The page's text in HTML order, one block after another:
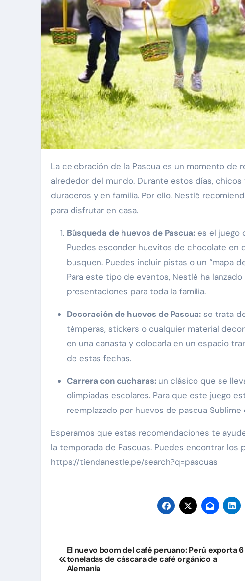
La celebración de la Pascua es un momento de reflexión muy especial para millones de personas
alrededor del mundo. Durante estos días,
duraderos y en familia. Por ello, Nestlé
para disfrutar en casa.
Búsqueda de huevos de Pascua: es el juego
Puedes esconder huevitos de chocolate en
busquen. Puedes incluir pistas o un “mapa
Para este tipo de eventos, Nestlé ha
presentaciones para toda la familia.
Decoración de huevos de Pascua: se trata
témperas, stickers o cualquier material
en una canasta y colocarla en un espacio
de estas fechas.
Carrera con cucharas: un clásico que se
olimpiadas escolares. Para que este juego
reemplazado por huevos de pascua Sublime
Esperamos que estas recomendaciones te
la temporada de Pascuas. Puedes encontrar
https://tiendanestle.pe/search?q=pascuas
Navegación
de
El nuevo boom del café peruano: Perú exporta 6
toneladas de cáscara de café orgánico a
Alemania